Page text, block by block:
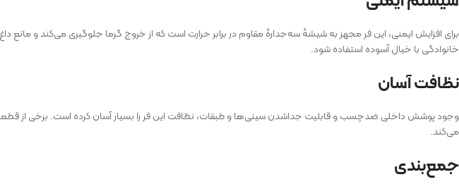
برای افزایش ایمنی، این فر مجهز به شیشهٔ سه‌جدارهٔ مقاوم در برابر حرارت است که از خروج گرما جلوگیری می‌کند
خانوادگی با خیال آسوده استفاده شود.
نظافت آسان
وجود پوشش داخلی ضدچسب و قابلیت جداشدن سینی‌ها و طبقات، نظافت این فر را بسیار آسان کرده است. برخی از
می‌کند.
جمع‌بندی